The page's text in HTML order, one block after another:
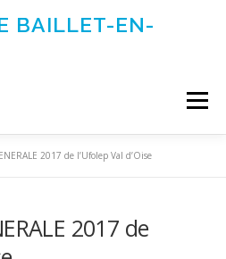
BAILLET-EN-
Menu
NOUS
2017 de l’Ufolep Val d’Oise
2017 de